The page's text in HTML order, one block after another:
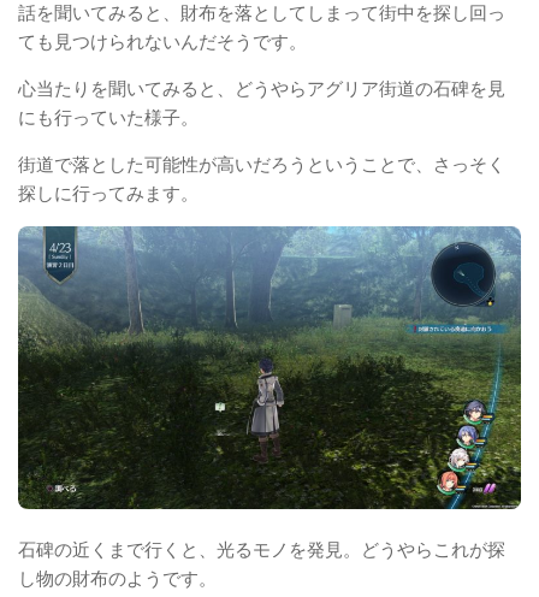
話を聞いてみると、財布を落としてしまって街中を探し回っ
ても見つけられないんだそうです。
心当たりを聞いてみると、どうやらアグリア街道の石碑を見
にも行っていた様子。
街道で落とした可能性が高いだろうということで、さっそく
探しに行ってみます。
石碑の近くまで行くと、光るモノを発見。どうやらこれが探
し物の財布のようです。